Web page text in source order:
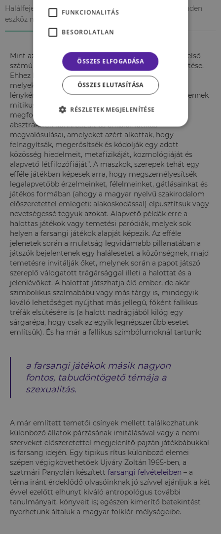
Halálfejek, koponyák – ha a tél elűzéséről van szó, minden
eszköz megengedett
Mint azt már fentebb említettük, a farsangi rítusok első
számú célja a tél elűzése és a termékenység elősegítése.
Ehhez hívjuk segítségül a jelmezeket és maszkokat,
melyekkel nemcsak megtapasztalhatjuk egy másik
lényként való létezés erejét, de a közösség számára ennek
mitikus ereje is lehet. Inih A. Ebong antropológus
megfogalmazásában „a maszkok a mitológiai
absztrakciók konkretizált és emblematikus
megvalósulásai, amelyeket azért alkottak, hogy
felnagyítsák, megerősítsék és kódolják egy adott
közösség hiedelmeit, metafizikáját, kozmológiáját és
alapvető létfilozófiáját”. A maszkok, szerepek tehát egy
efféle játékban képesek arra, hogy megszemélyesítsék
legalapvetőbb érzelmeinket, félelmeinket, gátlásainkat és
játékos formában (ahogy a magyar nyelvű szakirodalom
előszeretettel emlegeti: alakoskodással) elpusztítsuk vagy
nevetségessé tegyük azokat. Alapvető példák erre a
halottas játékok vagy temetési paródiák, melyek sok
helyen a farsangi játékok alapját képezik. Az efféle
jelenetek során a mulatság legvidámabb pillanatában a
játszók bejelentenek egy halálesetet a közönségnek, majd
temetésre invitálják őket, melynek során a papot játszó
szereplő válogatott trágársággal illeti a halottat és a
jelenlévőket. A halottat játszhatja élő ember, de akár
szimbolikus szalmabábu vagy más tárgy is, mindegyik
kiváló lehetőséget nyújthat más jellegű, főként fallikus
tréfák elsütésére is (a halott nadrágjából kilóg egy
sárgarépa, hogy csak az egyik legnépszerűbb esetet
említsük). És ha már a fallikus szimbólumoknál tartunk:
a farsangi játékok másik nagyon
fontos, tabudöntögető témája a
szexualitás.
A már említett temetői csínyek mellett találkozhatunk
különböző állatok párzásának imitálásával vagy a nemi
szerveket előszeretettel megjelenítő pajzán játékbábukkal
is farsang idején. Egy tipikus rítus különböző elemei
szépen végigkövethetőek Ujváry Zoltán 1965-ben, a
szatmári Panyolán készített farsangi felvételeiben – a
téma iránt érdeklődő olvasóinknak jó szívvel ajánljuk a két
évvel ezelőtt elhunyt kiváló antropológus további
tanulmányait, könyveit is; egészen kimerítő betekintést
nyerhetünk általuk a magyar folklór mélységeibe.
FUNKCIONALITÁS
BESOROLATLAN
ÖSSZES ELFOGADÁSA
ÖSSZES ELUTASÍTÁSA
RÉSZLETEK MEGJELENÍTÉSE